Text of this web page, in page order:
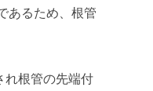
あるため、根管
れ根管の先端付